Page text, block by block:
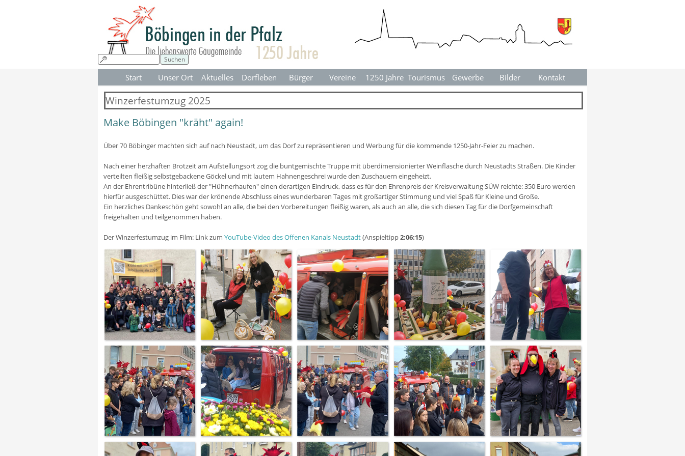
Menü überspringen
Start Unser Ort ▼
Aktuelles ▼
Dorfleben ▼
Bürger ▼
Vereine ▼
1250 Jahre ▼
Tourismus ▼
Gewerbe Bilder ▼
Kontakt
Suchen
Winzerfestumzug 2025
Make Böbingen "kräht" again!
Über 70 Böbinger machten sich auf nach Neustadt, um das Dorf zu repräsentieren und Werbung für die kommende 1250-Jahr-Feier zu machen.
Nach einer herzhaften Brotzeit am Aufstellungsort zog die buntgemischte Truppe mit überdimensionierter Weinflasche durch Neustadts Straßen. Die Kinder
verteilten fleißig selbstgebackene Göckel und mit lautem Hahnengeschrei wurde den Zuschauern eingeheizt.
An der Ehrentribüne hinterließ der "Hühnerhaufen" einen derartigen Eindruck, dass es für den Ehrenpreis der Kreisverwaltung SÜW reichte: 350 Euro werden
hierfür ausgeschüttet. Dies war der krönende Abschluss eines wunderbaren Tages mit großartiger Stimmung und viel Spaß für Kleine und Große.
Ein herzliches Dankeschön geht sowohl an alle, die bei den Vorbereitungen fleißig waren, als auch an alle, die sich diesen Tag für die Dorfgemeinschaft
freigehalten und teilgenommen haben.
Der Winzerfestumzug im Film: Link zum YouTube-Video des Offenen Kanals Neustadt(Anspieltipp2:06:15)